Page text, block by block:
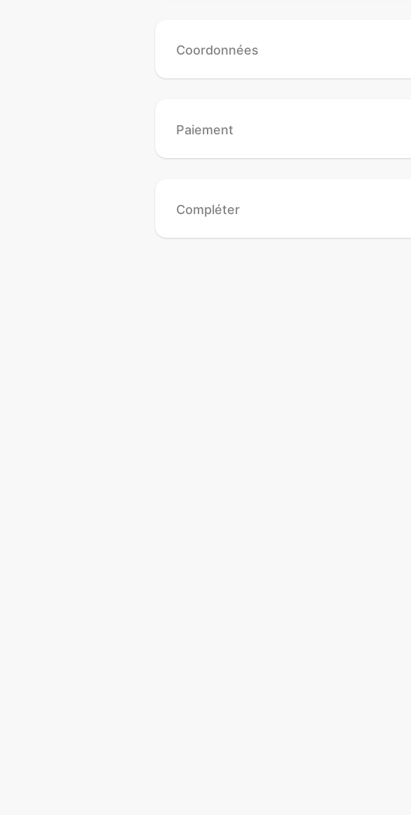
Coordonnées
Paiement
Compléter